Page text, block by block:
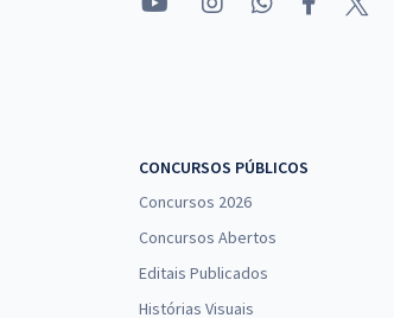
CONCURSOS PÚBLICOS
Concursos 2026
Concursos Abertos
Editais Publicados
Histórias Visuais